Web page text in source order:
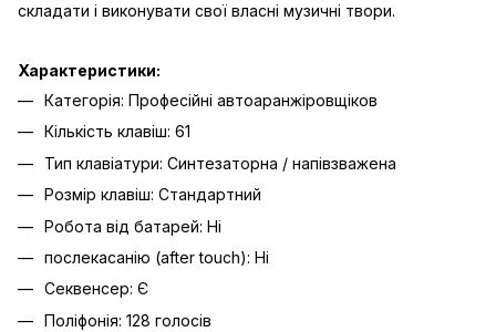
складати і виконувати свої власні музичні твори.
Характеристики:
Категорія: Професійні автоаранжіровщіков
Кількість клавіш: 61
Тип клавіатури: Синтезаторна / напівзважена
Розмір клавіш: Стандартний
Робота від батарей: Ні
послекасанію (after touch): Ні
Секвенсер: Є
Поліфонія: 128 голосів